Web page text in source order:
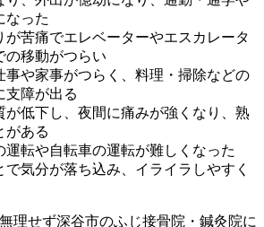
なった
が苦痛でエレベーターやエスカレータ
の移動がつらい
事や家事がつらく、料理・掃除などの
支障が出る
が低下し、夜間に痛みが強くなり、熟
がある
運転や自転車の運転が難しくなった
で気分が落ち込み、イライラしやすく
理せず深谷市のふじ接骨院・鍼灸院に